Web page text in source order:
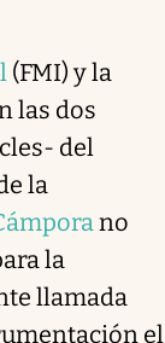
(FMI) y la
las dos
del
la
no
la
llamada
el